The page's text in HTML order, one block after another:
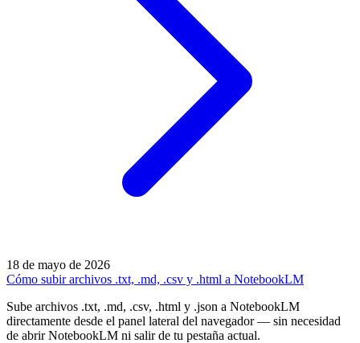
18 de mayo de 2026
Cómo subir archivos .txt, .md, .csv y .html a NotebookLM
Sube archivos .txt, .md, .csv, .html y .json a NotebookLM
directamente desde el panel lateral del navegador — sin necesidad
de abrir NotebookLM ni salir de tu pestaña actual.